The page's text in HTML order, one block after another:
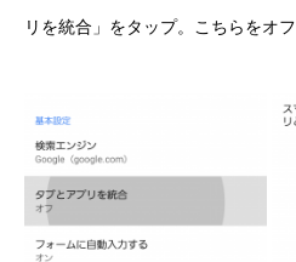
リを統合」をタップ。こちらをオフ